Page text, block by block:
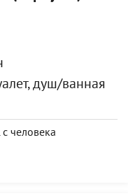
душ/ванная
человека